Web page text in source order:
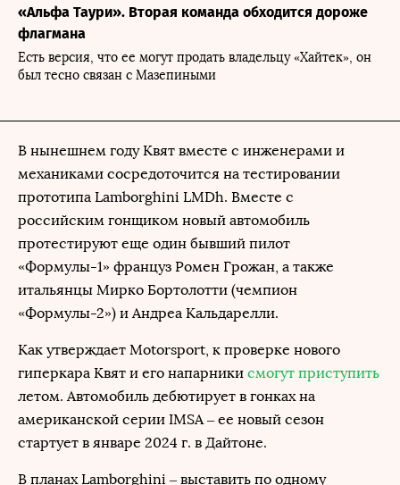
«Альфа Таури». Вторая команда обходится дороже
флагмана
Есть версия, что ее могут продать владельцу «Хайтек», он
был тесно связан с Мазепиными
В нынешнем году Квят вместе с инженерами и
механиками сосредоточится на тестировании
прототипа Lamborghini LMDh. Вместе с
российским гонщиком новый автомобиль
протестируют еще один бывший пилот
«Формулы-1» француз Ромен Грожан, а также
итальянцы Мирко Бортолотти (чемпион
«Формулы-2») и Андреа Кальдарелли.
Как утверждает Motorsport, к проверке нового
гиперкара Квят и его напарники смогут приступить
летом. Автомобиль дебютирует в гонках на
американской серии IMSA – ее новый сезон
стартует в январе 2024 г. в Дайтоне.
В планах Lamborghini – выставить по одному